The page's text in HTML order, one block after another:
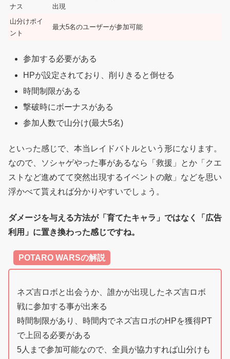
ナス
出現
山分けポイ
ント
最大5名のユーザーが参加可能
参加する必要がある
HPが設定されており、削りきると倒せる
時間制限がある
撃破時にボーナスがある
参加人数で山分け(最大5名)
といった感じで、本当レイドバトルという形になります。
なので、ソシャゲやった事があるなら「救援」とか「クエ
ストなど進めてて突然出現するイベントの敵」などを思い
浮かべて貰えれば分かりやすいでしょう。
ダメージを与える方法が「育てたキャラ」ではなく「広告
利用」に置き換わった感じですね。
POTARO WARSの解説
ネズ吉ロボと出会うか、誰かが出現したネズ吉ロボ
戦に参加する事が出来る
時間制限があり、時間内でネズ吉ロボのHPを獲得PT
で上回る必要がある
5人まで参加可能なので、全員が協力すれば山分けも